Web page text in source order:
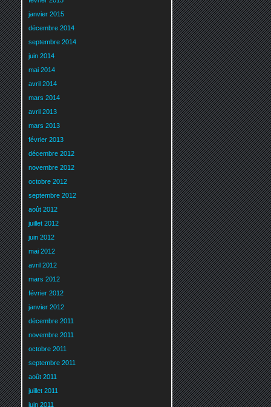
janvier 2015
décembre 2014
septembre 2014
juin 2014
mai 2014
avril 2014
mars 2014
avril 2013
mars 2013
février 2013
décembre 2012
novembre 2012
octobre 2012
septembre 2012
août 2012
juillet 2012
juin 2012
mai 2012
avril 2012
mars 2012
février 2012
janvier 2012
décembre 2011
novembre 2011
octobre 2011
septembre 2011
août 2011
juillet 2011
juin 2011